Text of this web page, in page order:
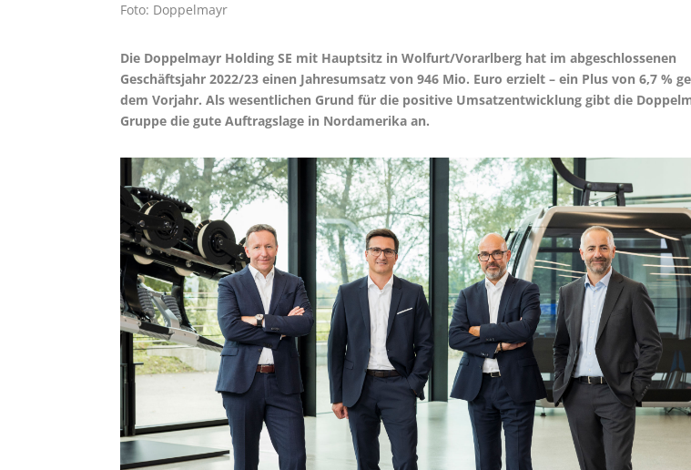
Foto: Doppelmayr
Die Doppelmayr Holding SE mit Hauptsitz in Wolfurt/Vorarlberg hat im abgeschlossenen
Geschäftsjahr 2022/23 einen Jahresumsatz von 946 Mio. Euro erzielt – ein Plus von 6,7 %
dem Vorjahr. Als wesentlichen Grund für die positive Umsatzentwicklung gibt die
Gruppe die gute Auftragslage in Nordamerika an.